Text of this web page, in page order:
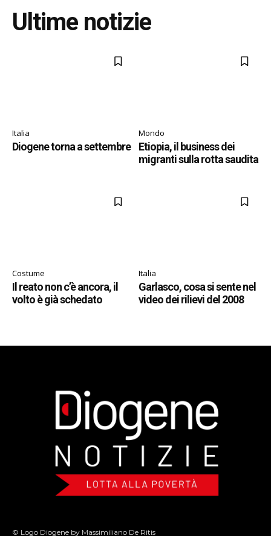
Ultime notizie
Italia
Diogene torna a settembre
Mondo
Etiopia, il business dei
migranti sulla rotta saudita
Costume
Il reato non c’è ancora, il
volto è già schedato
Italia
Garlasco, cosa si sente nel
video dei rilievi del 2008
© Logo Diogene by Massimiliano De Ritis